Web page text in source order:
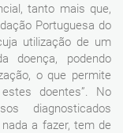
tanto mais que,
Portuguesa do
utilização de um
doença, podendo
o que permite
doentes”. No
diagnosticados
a fazer, tem de